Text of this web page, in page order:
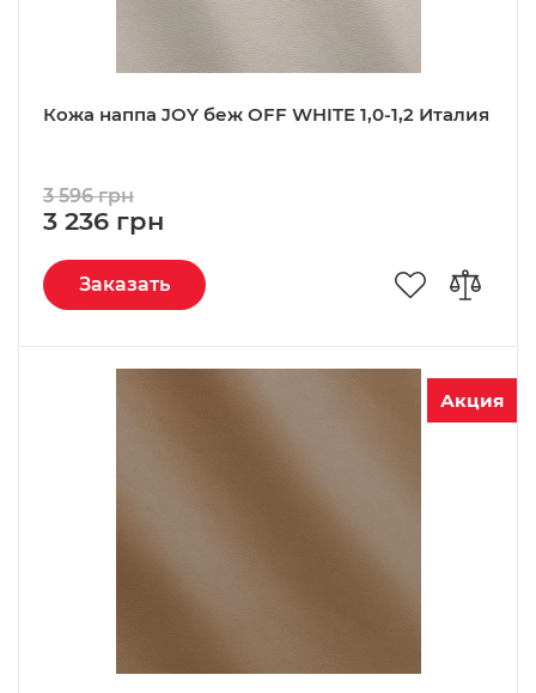
Кожа наппа JOY беж OFF WHITE 1,0-1,2 Италия
3 236 грн
3 596 грн
Заказать
Акция